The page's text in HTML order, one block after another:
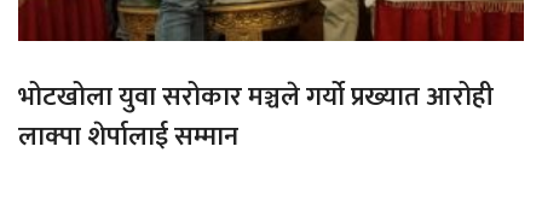
भोटखोला युवा सरोकार मञ्चले गर्यो प्रख्यात आरोही
लाक्पा शेर्पालाई सम्मान